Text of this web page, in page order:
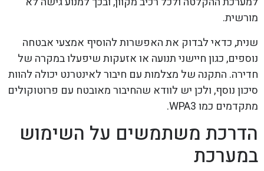
מורשית.
שנית, כדאי לבדוק את האפשרות להוסיף אמצעי אבטחה
נוספים, כגון חיישני תנועה או אזעקות שיפעלו במקרה של
חדירה. התקנה של מצלמות עם חיבור לאינטרנט יכולה להוות
סיכון נוסף, ולכן יש לוודא שהחיבור מאובטח עם פרוטוקולים
מתקדמים כמו WPA3.
הדרכת משתמשים על השימוש
במערכת